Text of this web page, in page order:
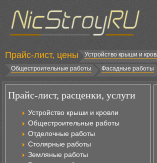
Прайс-лист, цены Устройство крыши и
Общестроительные работы
Фасадные работы
Прайс-лист, расценки, услуги
Устройство крыши и кровли
Общестроительные работы
Отделочные работы
Столярные работы
Земляные работы